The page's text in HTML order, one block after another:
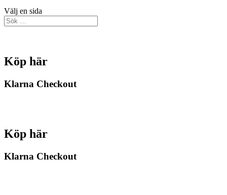
Välj en sida
Köp här
Klarna Checkout
Köp här
Klarna Checkout